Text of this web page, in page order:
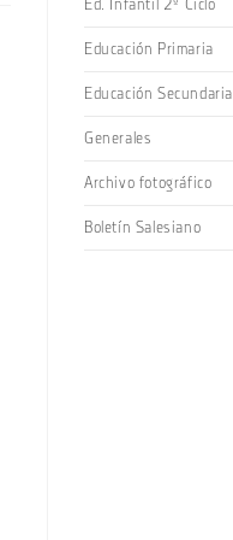
Ed. Infantil 2º Ciclo
Educación Primaria
Educación Secundaria
Generales
Archivo fotográfico
Boletín Salesiano